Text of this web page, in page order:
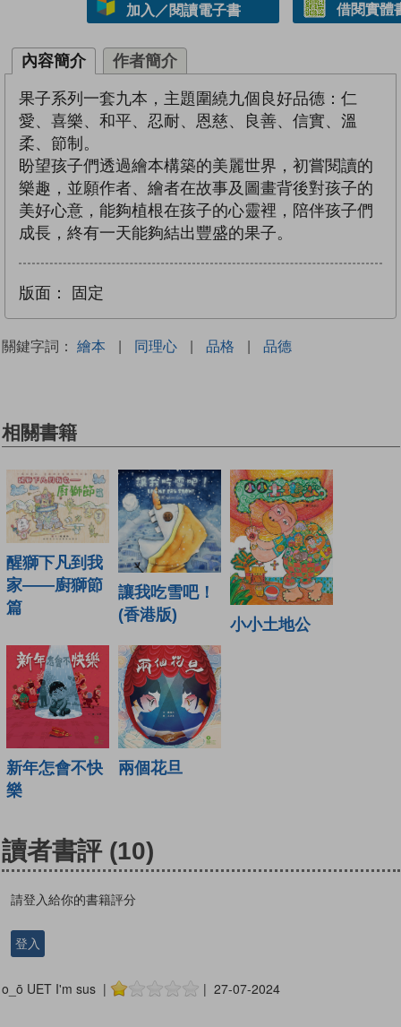
加入／閱讀電子書 借閱實體
內容簡介 作者簡介
果子系列一套九本，主題圍繞九個良好品德：仁
愛、喜樂、和平、忍耐、恩慈、良善、信實、溫
柔、節制。
盼望孩子們透過繪本構築的美麗世界，初嘗閱讀的
樂趣，並願作者、繪者在故事及圖畫背後對孩子的
美好心意，能夠植根在孩子的心靈裡，陪伴孩子們
成長，終有一天能夠結出豐盛的果子。
版面： 固定
關鍵字詞： 繪本 | 同理心 | 品格 | 品德
相關書籍
醒獅下凡到我
家——廚獅節
篇
讓我吃雪吧！
(香港版)
小小土地公
新年怎會不快
樂
兩個花旦
讀者書評 (10)
請登入給你的書籍評分
登入
o_ō UET I'm sus | | 27-07-2024